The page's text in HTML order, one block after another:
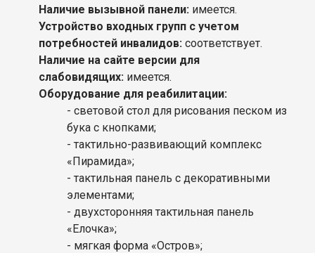
Наличие вызывной панели: имеется.
Устройство входных групп с учетом
потребностей инвалидов: соответствует.
Наличие на сайте версии для
слабовидящих: имеется.
Оборудование для реабилитации:
- световой стол для рисования песком из
бука с кнопками;
- тактильно-развивающий комплекс
«Пирамида»;
- тактильная панель с декоративными
элементами;
- двухсторонняя тактильная панель
«Елочка»;
- мягкая форма «Остров»;